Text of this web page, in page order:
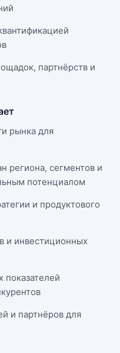
партнёрств и
рынка для
региона, сегментов и
потенциалом
и продуктового
и инвестиционных
показателей
и партнёров для